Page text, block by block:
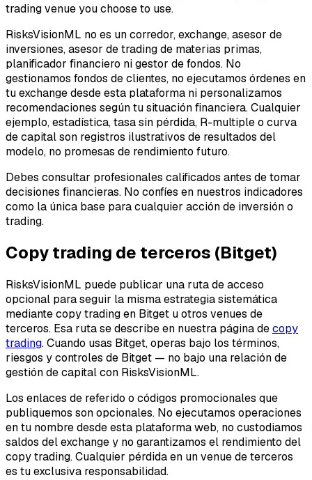
trading venue you choose to use.
RisksVisionML no es un corredor, exchange, asesor de
inversiones, asesor de trading de materias primas,
planificador financiero ni gestor de fondos. No
gestionamos fondos de clientes, no ejecutamos órdenes en
tu exchange desde esta plataforma ni personalizamos
recomendaciones según tu situación financiera. Cualquier
ejemplo, estadística, tasa sin pérdida, R-multiple o curva
de capital son registros ilustrativos de resultados del
modelo, no promesas de rendimiento futuro.
Debes consultar profesionales calificados antes de tomar
decisiones financieras. No confíes en nuestros indicadores
como la única base para cualquier acción de inversión o
trading.
Copy trading de terceros (Bitget)
RisksVisionML puede publicar una ruta de acceso
opcional para seguir la misma estrategia sistemática
mediante copy trading en Bitget u otros venues de
terceros. Esa ruta se describe en nuestra página decopy
trading. Cuando usas Bitget, operas bajo los términos,
riesgos y controles de Bitget — no bajo una relación de
gestión de capital con RisksVisionML.
Los enlaces de referido o códigos promocionales que
publiquemos son opcionales. No ejecutamos operaciones
en tu nombre desde esta plataforma web, no custodiamos
saldos del exchange y no garantizamos el rendimiento del
copy trading. Cualquier pérdida en un venue de terceros
es tu exclusiva responsabilidad.